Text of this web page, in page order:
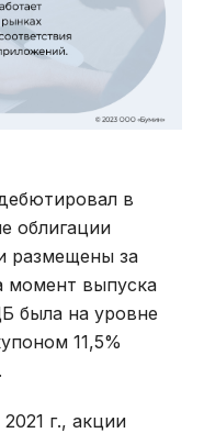
в
облигации
размещены за
момент выпуска
была на уровне
11,5%
г., акции